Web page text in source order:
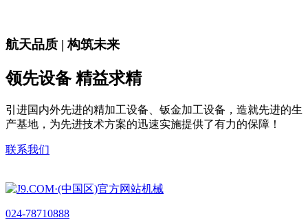
航天品质 | 构筑未来
领先设备 精益求精
引进国内外先进的精加工设备、钣金加工设备，造就先进的生
产基地，为先进技术方案的迅速实施提供了有力的保障！
联系我们
024-78710888